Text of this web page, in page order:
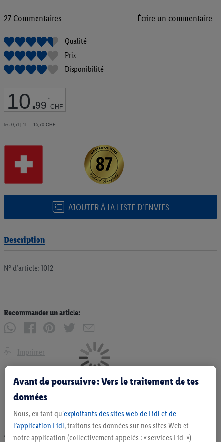
27 Commentaires Écrire un commentaire
Qualité
Prix
Disponibilité
10.99 *
CHF
les 0,7l | 1L = 15,70 CHF
AJOUTER À LA LISTE D’ENVIES
la
Galerie
Description
N° d’article: 1012
Recommander un article:
Imprimer
* Offres valables dans la limite des stocks disponibles. Vente limitée à des
Avant de poursuivre : Vers le traitement de tes
données
Nous, en tant qu'exploitants des sites web de Lidl et de
l’application Lidl, traitons tes données sur nos sites Web et
notre application (collectivement appelés : « services Lidl »)